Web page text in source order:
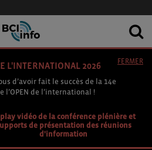
L'INTERNATIONAL 2026
d’avoir fait le succès de la 14e
l’OPEN de l’international !
vidéo de la conférence plénière et
de présentation des réunions
d'information
FERMER